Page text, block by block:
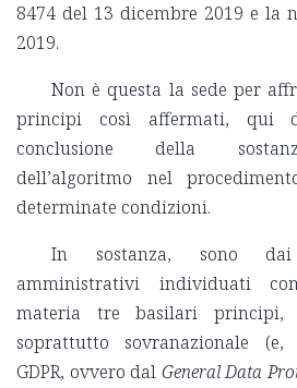
8474 del 13 dicembre 2019 e la
2019.
Non è questa la sede per
principi così affermati, qui
conclusione della
dell’algoritmo nel
determinate condizioni.
In sostanza, sono
amministrativi individuati
materia tre basilari
soprattutto sovranazionale
GDPR, ovvero dal General Data